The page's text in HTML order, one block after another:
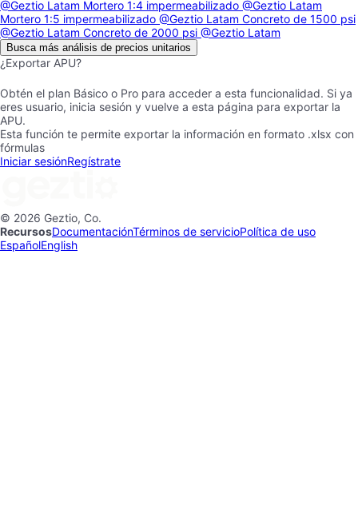
@Geztio Latam Mortero 1:4 impermeabilizado @Geztio Latam
Mortero 1:5 impermeabilizado @Geztio Latam Concreto de 1500 psi
@Geztio Latam Concreto de 2000 psi @Geztio Latam
Busca más análisis de precios unitarios
¿Exportar APU?
Obtén el plan Básico o Pro para acceder a esta funcionalidad. Si ya
eres usuario, inicia sesión y vuelve a esta página para exportar la
APU.
Esta función te permite exportar la información en formato .xlsx con
fórmulas
Iniciar sesiónRegístrate
© 2026 Geztio, Co.
RecursosDocumentaciónTérminos de servicioPolítica de uso
EspañolEnglish